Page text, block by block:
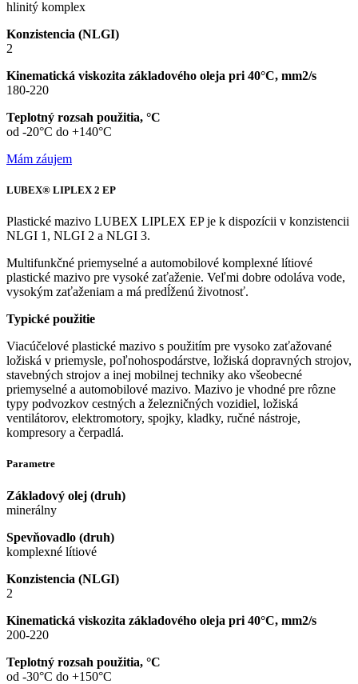
hlinitý komplex
Konzistencia (NLGI)
2
Kinematická viskozita základového oleja pri 40°C, mm2/s
180-220
Teplotný rozsah použitia, °C
od -20°C do +140°C
Mám záujem
LUBEX® LIPLEX 2 EP
Plastické mazivo LUBEX LIPLEX EP je k dispozícii v konzistencii
NLGI 1, NLGI 2 a NLGI 3.
Multifunkčné priemyselné a automobilové komplexné lítiové
plastické mazivo pre vysoké zaťaženie. Veľmi dobre odoláva vode,
vysokým zaťaženiam a má predĺženú životnosť.
Typické použitie
Viacúčelové plastické mazivo s použitím pre vysoko zaťažované
ložiská v priemysle, poľnohospodárstve, ložiská dopravných strojov,
stavebných strojov a inej mobilnej techniky ako všeobecné
priemyselné a automobilové mazivo. Mazivo je vhodné pre rôzne
typy podvozkov cestných a železničných vozidiel, ložiská
ventilátorov, elektromotory, spojky, kladky, ručné nástroje,
kompresory a čerpadlá.
Parametre
Základový olej (druh)
minerálny
Spevňovadlo (druh)
komplexné lítiové
Konzistencia (NLGI)
2
Kinematická viskozita základového oleja pri 40°C, mm2/s
200-220
Teplotný rozsah použitia, °C
od -30°C do +150°C